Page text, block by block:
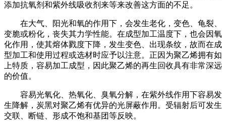
添加抗氧剂和紫外线吸收剂来等来改善这方面的不足。
在大气、阳光和氧的作用下，会发生老化，变色、龟裂、
变脆或粉化，丧失其力学性能。在成型加工温度下，也会因氧
化作用，使其熔体戮度下降，发生变色、出现条纹，故而在成
型加工和使用过程或选材时应予以注意。正因为聚乙烯拥有如
上特质，容易加工成型，因此聚乙烯的再生回收具有非常深远
的价值。
容易光氧化、热氧化、臭氧分解，在紫外线作用下容易发
生降解，炭黑对聚乙烯有优异的光屏蔽作用。受辐射后可发生
交联、断链、形成不饱和基团等反映。